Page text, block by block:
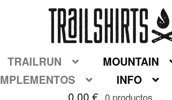
TRAILRUN MOUNTAIN
INFO
0,00€ 0 productos